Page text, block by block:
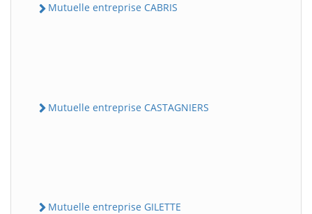
Mutuelle entreprise CABRIS
Mutuelle entreprise CASTAGNIERS
Mutuelle entreprise GILETTE